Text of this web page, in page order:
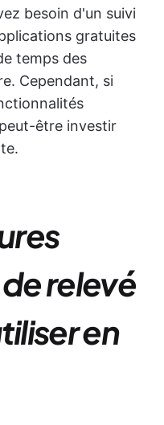
besoin d'un suivi
gratuites
temps des
Cependant, si
être investir
relevé
en